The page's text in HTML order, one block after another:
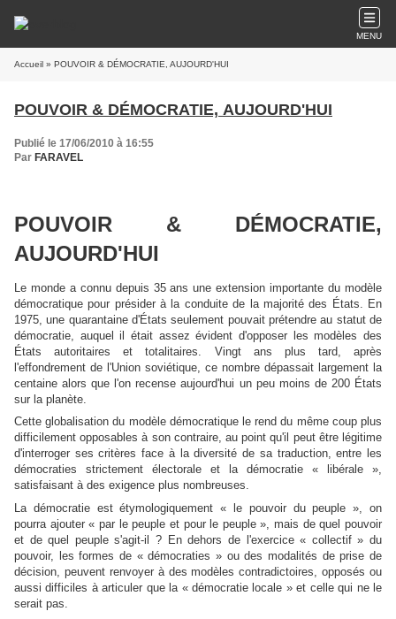
MENU
Accueil » POUVOIR & DÉMOCRATIE, AUJOURD'HUI
POUVOIR & DÉMOCRATIE, AUJOURD'HUI
Publié le 17/06/2010 à 16:55
Par FARAVEL
POUVOIR & DÉMOCRATIE,
AUJOURD'HUI
Le monde a connu depuis 35 ans une extension importante du modèle
démocratique pour présider à la conduite de la majorité des États. En
1975, une quarantaine d'États seulement pouvait prétendre au statut de
démocratie, auquel il était assez évident d'opposer les modèles des
États autoritaires et totalitaires. Vingt ans plus tard, après
l'effondrement de l'Union soviétique, ce nombre dépassait largement la
centaine alors que l'on recense aujourd'hui un peu moins de 200 États
sur la planète.
Cette globalisation du modèle démocratique le rend du même coup plus
difficilement opposables à son contraire, au point qu'il peut être légitime
d'interroger ses critères face à la diversité de sa traduction, entre les
démocraties strictement électorale et la démocratie « libérale »,
satisfaisant à des exigence plus nombreuses.
La démocratie est étymologiquement « le pouvoir du peuple », on
pourra ajouter « par le peuple et pour le peuple », mais de quel pouvoir
et de quel peuple s'agit-il ? En dehors de l'exercice « collectif » du
pouvoir, les formes de « démocraties » ou des modalités de prise de
décision, peuvent renvoyer à des modèles contradictoires, opposés ou
aussi difficiles à articuler que la « démocratie locale » et celle qui ne le
serait pas.